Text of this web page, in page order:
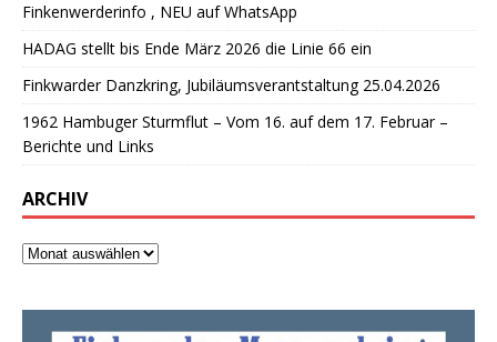
Finkenwerderinfo , NEU auf WhatsApp
HADAG stellt bis Ende März 2026 die Linie 66 ein
Finkwarder Danzkring, Jubiläumsverantstaltung 25.04.2026
1962 Hambuger Sturmflut – Vom 16. auf dem 17. Februar –
Berichte und Links
ARCHIV